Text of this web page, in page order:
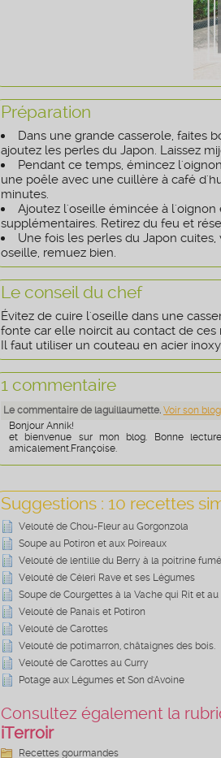
Préparation
Dans une grande casserole, faites
ajoutez les perles du Japon. Laissez
Pendant ce temps, émincez
une poêle avec une cuillère à café
minutes.
Ajoutez l'oseille émincée à l'oignon
supplémentaires. Retirez du feu et
Une fois les perles du Japon
oseille, remuez bien.
Le conseil du chef
Évitez de cuire l'oseille dans une
fonte car elle noircit au contact de ces
Il faut utiliser un couteau en acier
1 commentaire
Le commentaire de laguillaumette. Voir son blog
Bonjour Annik!
et bienvenue sur mon blog. Bonne
amicalement.Françoise.
Suggestions : 10 recettes
Velouté de Chou-Fleur au Gorgonzola
Soupe au Potiron et aux Poireaux
Velouté de lentille du Berry à la poitrine fumé
Velouté de Céleri Rave et ses Légumes
Soupe de Courgettes à la Vache qui Rit et au
Velouté de Panais et Potiron
Velouté de Carottes
Velouté de potimarron, châtaignes des bois.
Velouté de Carottes au Curry
Potage aux Légumes et Son d'Avoine
Consultez également la
iTerroir
Recettes gourmandes